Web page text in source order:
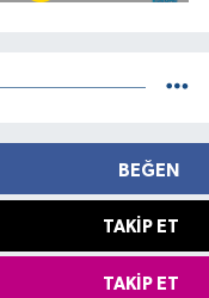
BEĞEN
TAKIP ET
TAKIP ET